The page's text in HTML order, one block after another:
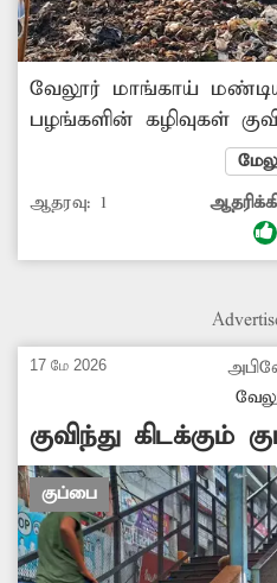
வேலூர் மாங்காய்
பழங்களின் கழிவுகள்
இதனால் அங்கு
ஏற்பட்டுள்ளது. எனவே
சம்பந்தப்பட்ட துறை
நடவடிக்கை எடுக்க வேண்டும். -
ஆதரவு: 1
17 மே 2026
குவிந்து கிடக்கும்
குப்பை